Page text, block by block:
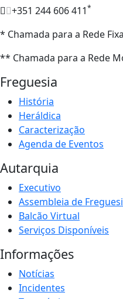
+351 244 606 411*
* Chamada para a Rede
** Chamada para a Rede
Freguesia
História
Heráldica
Caracterização
Agenda de Eventos
Autarquia
Executivo
Assembleia de
Balcão Virtual
Serviços Disponíveis
Informações
Notícias
Incidentes